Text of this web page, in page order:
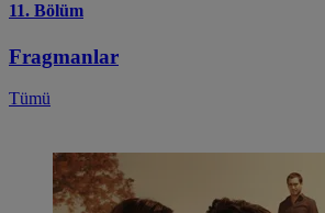
11. Bölüm
Fragmanlar
Tümü